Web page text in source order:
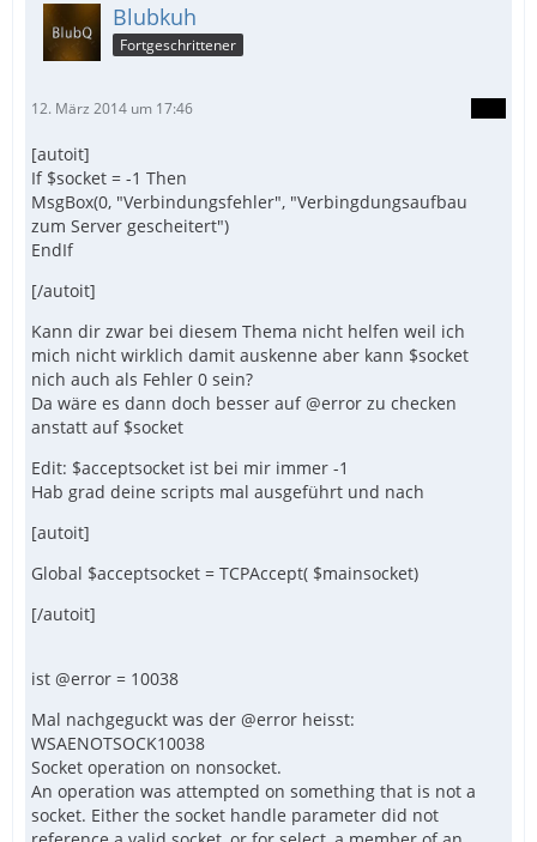
Blubkuh
Fortgeschrittener
12. März 2014 um 17:46
[autoit]
If $socket = -1 Then
MsgBox(0, "Verbindungsfehler", "Verbingdungsaufbau
zum Server gescheitert")
EndIf
[/autoit]
Kann dir zwar bei diesem Thema nicht helfen weil ich
mich nicht wirklich damit auskenne aber kann $socket
nich auch als Fehler 0 sein?
Da wäre es dann doch besser auf @error zu checken
anstatt auf $socket
Edit: $acceptsocket ist bei mir immer -1
Hab grad deine scripts mal ausgeführt und nach
[autoit]
Global $acceptsocket = TCPAccept( $mainsocket)
[/autoit]
ist @error = 10038
Mal nachgeguckt was der @error heisst:
WSAENOTSOCK10038
Socket operation on nonsocket.
An operation was attempted on something that is not a
socket. Either the socket handle parameter did not